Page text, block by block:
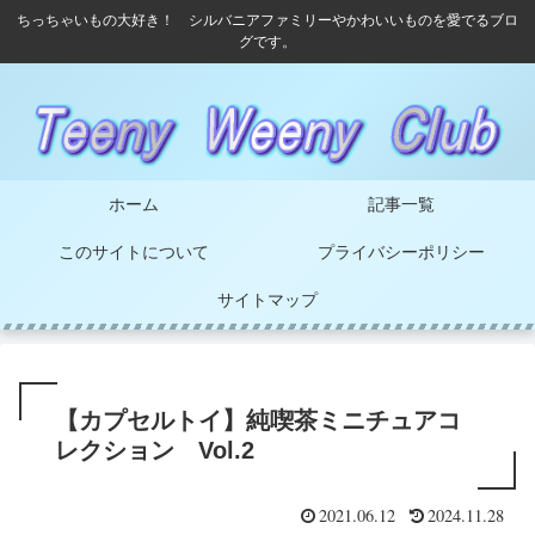
ちっちゃいもの大好き！ シルバニアファミリーやかわいいものを愛でるブロ
グです。
ホーム 記事一覧
このサイトについて プライバシーポリシー
サイトマップ
【カプセルトイ】純喫茶ミニチュアコ
レクション Vol.2
2021.06.12 2024.11.28